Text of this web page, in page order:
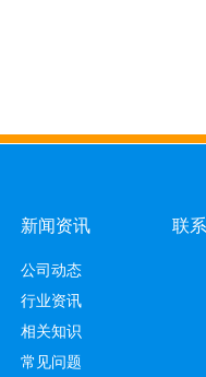
新闻资讯
公司动态
行业资讯
相关知识
常见问题
联